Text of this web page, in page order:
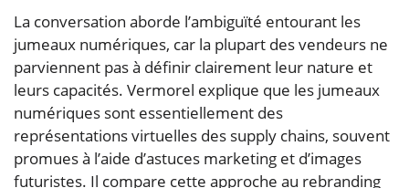
La conversation aborde l’ambiguïté entourant les
jumeaux numériques, car la plupart des vendeurs ne
parviennent pas à définir clairement leur nature et
leurs capacités. Vermorel explique que les jumeaux
numériques sont essentiellement des
représentations virtuelles des supply chains, souvent
promues à l’aide d’astuces marketing et d’images
futuristes. Il compare cette approche au rebranding